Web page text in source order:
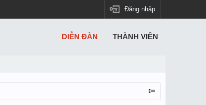
Đăng nhập
DIỄN ĐÀN THÀNH VIÊN